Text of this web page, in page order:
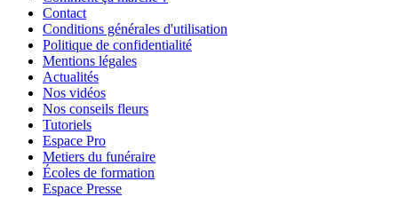
Contact
Conditions générales d'utilisation
Politique de confidentialité
Mentions légales
Actualités
Nos vidéos
Nos conseils fleurs
Tutoriels
Espace Pro
Metiers du funéraire
Écoles de formation
Espace Presse